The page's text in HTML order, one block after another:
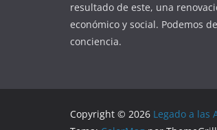
resultado de este, una
económico y social. Podemos
conciencia.
Copyright © 2026 Legado a las